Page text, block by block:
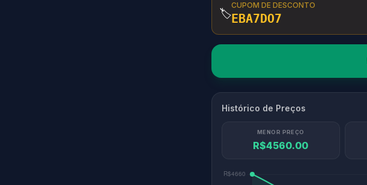
🏷️
CUPOM DE DESCONTO
EBA7DO7
Histórico de Preços
MENOR PREÇO
R$4560.00